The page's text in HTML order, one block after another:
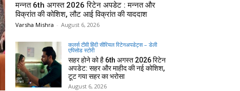
मन्नत 6th अगस्त 2026 रिटेन अपडेट : मन्नत और
विक्रांत की कोशिश, लौट आई विक्रांत की याददाश
Varsha Mishra - August 6, 2026
कलर्स टीवी हिंदी सीरियल रिटेनअपडेट्स – डेली
एपिसोड स्टोरी
सहर होने को है 6th अगस्त 2026 रिटेन
अपडेट: सहर और माहीद की नई कोशिश,
टूट गया सहर का भरोसा
August 6, 2026